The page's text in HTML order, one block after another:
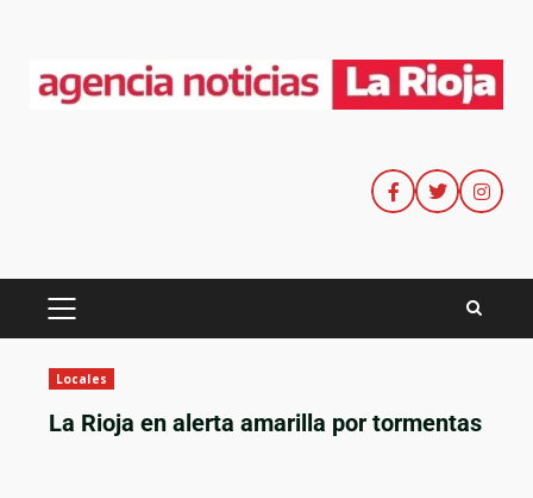
Locales
La Rioja en alerta amarilla por tormentas